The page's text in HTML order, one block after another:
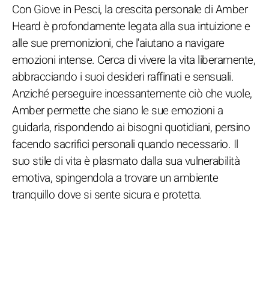
Con Giove in Pesci, la crescita personale di Amber
Heard è profondamente legata alla sua intuizione e
alle sue premonizioni, che l'aiutano a navigare
emozioni intense. Cerca di vivere la vita liberamente,
abbracciando i suoi desideri raffinati e sensuali.
Anziché perseguire incessantemente ciò che vuole,
Amber permette che siano le sue emozioni a
guidarla, rispondendo ai bisogni quotidiani, persino
facendo sacrifici personali quando necessario. Il
suo stile di vita è plasmato dalla sua vulnerabilità
emotiva, spingendola a trovare un ambiente
tranquillo dove si sente sicura e protetta.